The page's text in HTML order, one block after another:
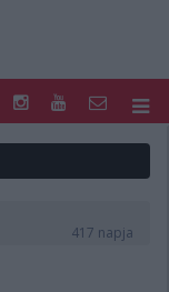
417 napja